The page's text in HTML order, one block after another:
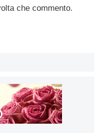
che commento.